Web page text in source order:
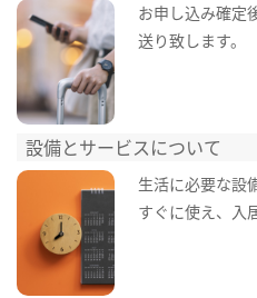
お申し込み確定
送り致します。
設備とサービスについて
生活に必要な設
すぐに使え、入